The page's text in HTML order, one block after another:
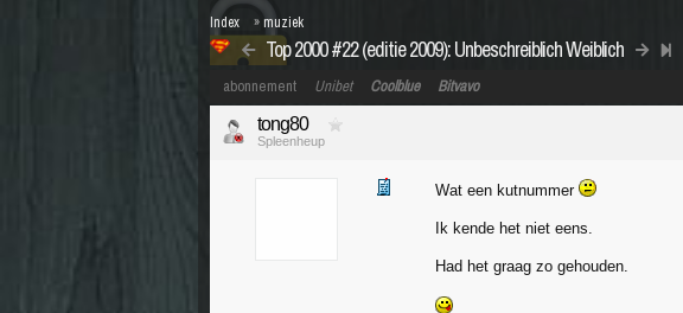
Top 2000 #22 (editie 2009): Unbeschreiblich Weiblich
Index » muziek
abonnement Unibet Coolblue Bitvavo
tong80
Spleenheup
Wat een kutnummer
Ik kende het niet eens.
Had het graag zo gehouden.